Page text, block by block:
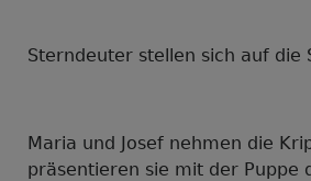
Sterndeuter stellen sich auf die
Maria und Josef nehmen die
präsentieren sie mit der Puppe